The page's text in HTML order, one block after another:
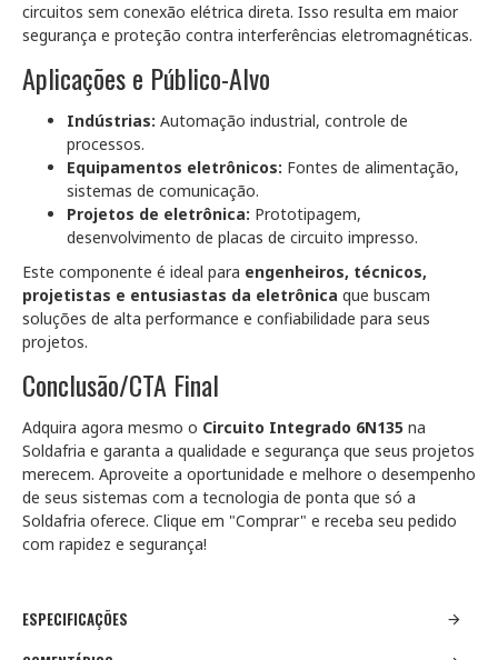
circuitos sem conexão elétrica direta. Isso resulta em maior
segurança e proteção contra interferências eletromagnéticas.
Aplicações e Público-Alvo
Indústrias: Automação industrial, controle de
processos.
Equipamentos eletrônicos: Fontes de alimentação,
sistemas de comunicação.
Projetos de eletrônica: Prototipagem,
desenvolvimento de placas de circuito impresso.
Este componente é ideal para engenheiros, técnicos,
projetistas e entusiastas da eletrônica que buscam
soluções de alta performance e confiabilidade para seus
projetos.
Conclusão/CTA Final
Adquira agora mesmo o Circuito Integrado 6N135 na
Soldafria e garanta a qualidade e segurança que seus projetos
merecem. Aproveite a oportunidade e melhore o desempenho
de seus sistemas com a tecnologia de ponta que só a
Soldafria oferece. Clique em "Comprar" e receba seu pedido
com rapidez e segurança!
ESPECIFICAÇÕES